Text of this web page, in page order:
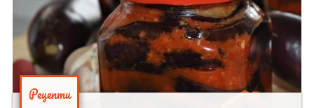
Рецепти